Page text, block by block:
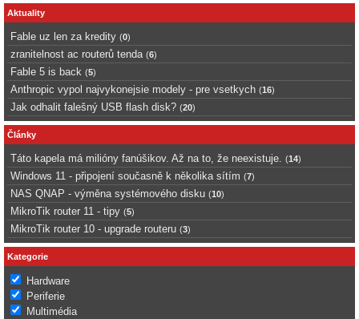
Aktuality
Fable uz len za kredity (0)
zranitelnost ac routerů tenda (6)
Fable 5 is back (5)
Anthropic vypol najvykonejsie modely - pre vsetkych (16)
Jak odhalit falešný USB flash disk? (20)
Články
Táto kapela má milióny fanúšikov. Až na to, že neexistuje. (14)
Windows 11 - připojení současně k několika sítím (7)
NAS QNAP - výměna systémového disku (10)
MikroTik router 11 - tipy (5)
MikroTik router 10 - upgrade routeru (3)
Kategorie
Hardware
Periferie
Multimédia